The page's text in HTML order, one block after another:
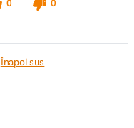
0
0
Înapoi sus